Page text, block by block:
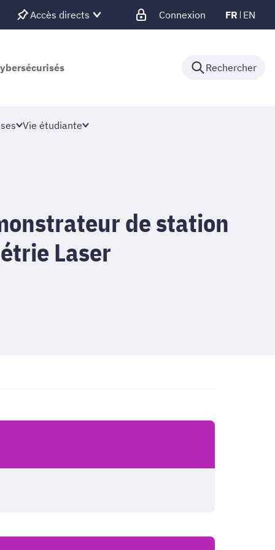
Accès directs Connexion FR EN
Rechercher
Vie étudiante
de station
Laser